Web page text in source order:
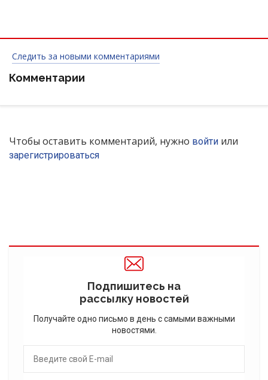
Следить за новыми комментариями
Комментарии
Чтобы оставить комментарий, нужно войти или
зарегистрироваться
Подпишитесь на
рассылку новостей
Получайте одно письмо в день с самыми важными
новостями.